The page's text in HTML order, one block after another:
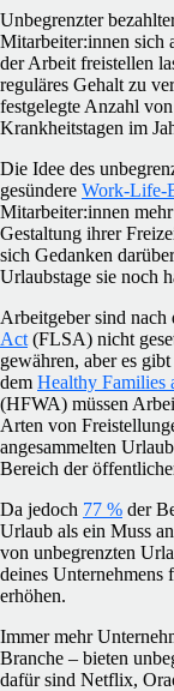
Unbegrenzter
Mitarbeiter:innen sich
der Arbeit freistellen
reguläres Gehalt zu
festgelegte Anzahl
Krankheitstagen im
Die Idee des
gesündere Work-Life-
Mitarbeiter:innen
Gestaltung ihrer
sich Gedanken
Urlaubstage sie noch
Arbeitgeber sind nach
Act (FLSA) nicht
gewähren, aber es
dem Healthy Families
(HFWA) müssen
Arten von
angesammelten
Bereich der
Da jedoch 77 % der
Urlaub als ein Muss
von unbegrenzten
deines Unternehmens
erhöhen.
Immer mehr
Branche – bieten
dafür sind Netflix,